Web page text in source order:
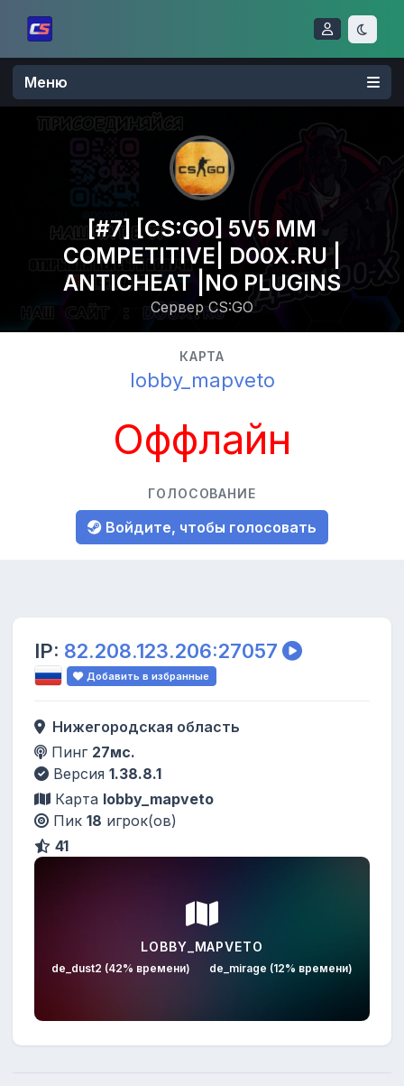
Меню
[#7] [CS:GO] 5V5 MM
COMPETITIVE| D00X.RU |
ANTICHEAT |NO PLUGINS
Сервер CS:GO
КАРТА
lobby_mapveto
Оффлайн
ГОЛОСОВАНИЕ
Войдите, чтобы голосовать
IP: 82.208.123.206:27057
Добавить в избранные
Нижегородская область
Пинг 27мс.
Версия 1.38.8.1
Карта lobby_mapveto
Пик 18 игрок(ов)
41
LOBBY_MAPVETO
de_dust2 (42% времени) de_mirage (12% времени)